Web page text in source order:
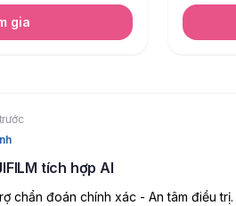
gia
tích hợp AI
chẩn đoán chính xác - An tâm điều trị.